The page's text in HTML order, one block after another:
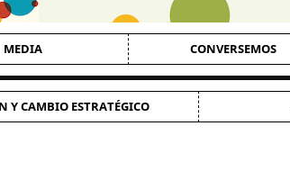
MEDIA CONVERSEMOS
Y CAMBIO ESTRATÉGICO